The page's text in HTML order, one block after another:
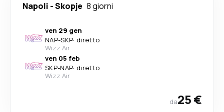
Napoli -Skopje 8 giorni
ven 29 gen
NAP-SKP· diretto
Wizz Air
ven 05 feb
SKP-NAP· diretto
Wizz Air
da25 €